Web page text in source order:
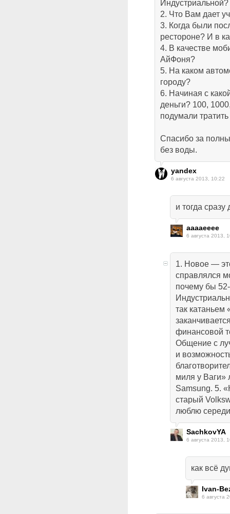
Индустриальной?
2. Что Вам дает
3. Когда были
рестороне? И в
4. В качестве
АйФоня?
5. На каком
городу?
6. Начиная с
деньги? 100,
подумали тратить
Спасибо за
без воды.
yandex
6 августа 2013, 10:22
и тогда
aaaaeeee
6 августа 2013,
1. Новое —
справлялся
почему бы
так катаньем
финансовой
Общение с
и
миля у Ваги»
Samsung. 5.
старый
люблю
SachkovYA
6 августа 2013,
как всё
Ivan-
6 августа